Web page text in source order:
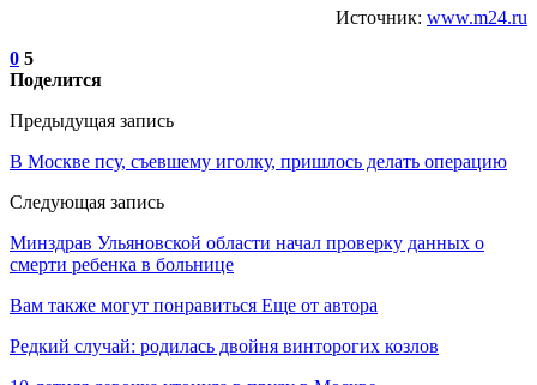
Источник: www.m24.ru
0 5
Поделится
Предыдущая запись
В Москве псу, съевшему иголку, пришлось делать операцию
Следующая запись
Минздрав Ульяновской области начал проверку данных о
смерти ребенка в больнице
Вам также могут понравиться Еще от автора
Редкий случай: родилась двойня винторогих козлов